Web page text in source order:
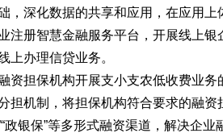
，深化数据的共享和应用，在应用
注册智慧金融服务平台，开展线上
上办理信贷业务。
资担保机构开展支小支农低收费业
担机制，将担保机构符合要求的融
银保”等多形式融资渠道，解决企业